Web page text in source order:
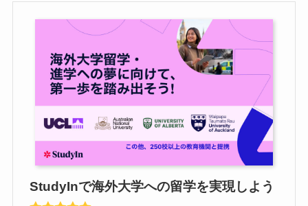
StudyInで海外大学への留学を実現しよう